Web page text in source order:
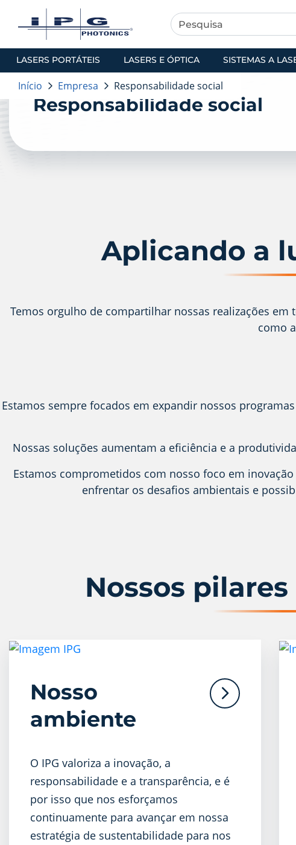
LASERS PORTÁTEIS LASERS E ÓPTICA SISTEMAS A
Início Empresa Responsabilidade social
Empresa
Responsabilidade social
Aplicando a
Temos orgulho de compartilhar nossas realizações
como
Estamos sempre focados em expandir nossos
Nossas soluções aumentam a eficiência e a
Estamos comprometidos com nosso foco em
enfrentar os desafios ambientais e
Nossos
Nosso
ambiente
O IPG valoriza a inovação, a
responsabilidade e a transparência, e é
por isso que nos esforçamos
continuamente para avançar em nossa
estratégia de sustentabilidade para nos